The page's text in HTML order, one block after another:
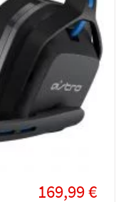
169,99 €